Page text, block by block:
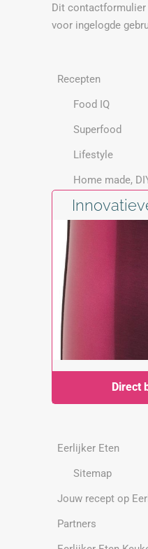
Dit
voor ingelogde
Recepten
Food IQ
Superfood
Lifestyle
Home made,
Direct
Eerlijker Eten
Sitemap
Jouw recept op
Partners